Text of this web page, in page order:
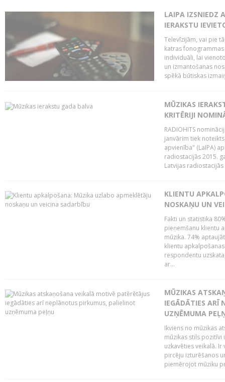
LAIPA IZSNIEDZ
IERAKSTU
Televīzijām, vai pie
katras
individuāli, lai
un izmantošanas
spēkā būtiskas
MŪZIKAS
KRITĒRIJI
RADIOHITS
janvārim tiek
apvienība" (LaIPA)
radiostacijās 2015.
Latvijas
KLIENTU
NOSKAŅU UN
Fakti un statistika
pieņemšanu klientu
mūzika. 74%
klientu
respondentu
ar...
MŪZIKAS
IEGĀDĀTIES ARĪ
UZŅĒMUMA
Ikviens no mūzikas
mūzikas stils pozitīvi
uzkavēties veikalā.
pircēju izturēšanos
piemērojot mūziku